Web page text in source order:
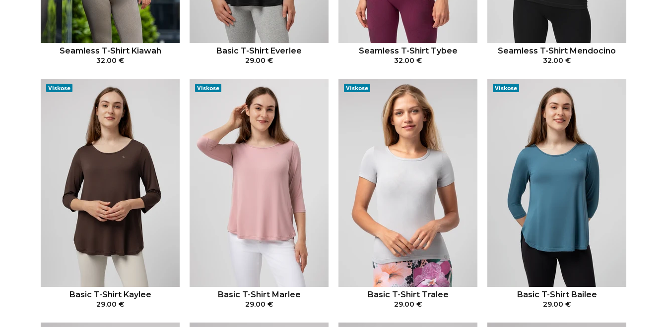
Seamless T-Shirt Kiawah
32.00 €
IN DEN WARENKORB
Basic T-Shirt Everlee
29.00 €
IN DEN WARENKORB
Seamless T-Shirt Tybee
32.00 €
IN DEN WARENKORB
Seamless T-Shirt Mendocino
32.00 €
IN DEN WARENKORB
Viskose
Basic T-Shirt Kaylee
29.00 €
IN DEN WARENKORB
Viskose
Basic T-Shirt Marlee
29.00 €
IN DEN WARENKORB
Viskose
Basic T-Shirt Tralee
29.00 €
IN DEN WARENKORB
Viskose
Basic T-Shirt Bailee
29.00 €
IN DEN WARENKORB